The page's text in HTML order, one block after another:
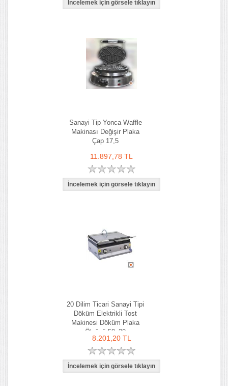
Sanayi Tip Yonca Waffle
Makinası Değişir Plaka
Çap 17,5
11.897,78 TL
20 Dilim Ticari Sanayi Tipi
Döküm Elektrikli Tost
Makinesi Döküm Plaka
Ölçüsü 50x30
8.201,20 TL